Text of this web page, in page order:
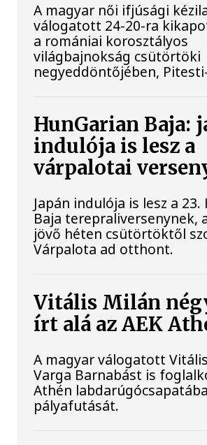
A magyar női ifjúsági
válogatott 24-20-ra
a romániai korosztályos
világbajnokság csütörtöki
negyeddöntőjében,
HunGarian Baja:
indulója is lesz a
várpalotai
Japán indulója is lesz a
Baja terepraliversenynek,
jövő héten csütörtöktől
Várpalota ad otthont.
Vitális Milán
írt alá az AEK
A magyar válogatott
Varga Barnabást is
Athén
pályafutását.